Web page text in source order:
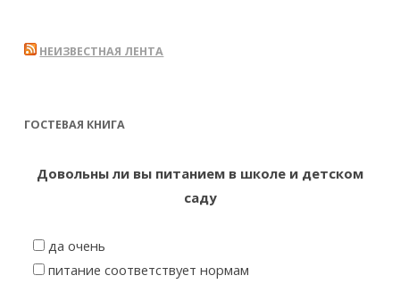
НЕИЗВЕСТНАЯ ЛЕНТА
ГОСТЕВАЯ КНИГА
Довольны ли вы питанием в школе и детском
саду
да очень
питание соответствует нормам